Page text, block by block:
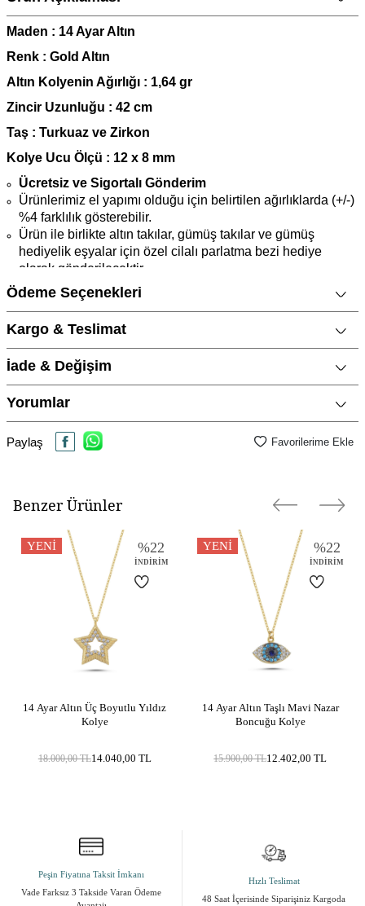
Maden : 14 Ayar Altın
Renk : Gold Altın
Altın Kolyenin Ağırlığı : 1,64 gr
Zincir Uzunluğu : 42 cm
Taş : Turkuaz ve Zirkon
Kolye Ucu Ölçü : 12 x 8 mm
Ücretsiz ve Sigortalı Gönderim
Ürünlerimiz el yapımı olduğu için belirtilen ağırlıklarda (+/-)
%4 farklılık gösterebilir.
Ürün ile birlikte altın takılar, gümüş takılar ve gümüş
hediyelik eşyalar için özel cilalı parlatma bezi hediye
olarak gönderilecektir.
Ürün fiyatları, websitesine özel promosyonlar nedeniyle
mağaza fiyatlarımızdan daha ucuz olabilir.
Ürün Açıklaması
Marka
Cinsiyet Kadın
Kategori
Materyal Rengi
Ödeme Seçenekleri
Kargo & Teslimat
İade & Değişim
Yorumlar
Paylaş Favorilerime Ekle
Benzer Ürünler
YENI %22
İNDIRIM
14 Ayar Altın Üç Boyutlu Yıldız
Kolye
18.000,00TL14.040,00 TL
YENI %22
İNDIRIM
14 Ayar Altın Taşlı Mavi Nazar
Boncuğu Kolye
15.900,00TL12.402,00 TL
Peşin Fiyatına Taksit İmkanı
Vade Farksız 3 Takside Varan Ödeme
Hızlı Teslimat
48 Saat İçerisinde Siparişiniz Kargoda